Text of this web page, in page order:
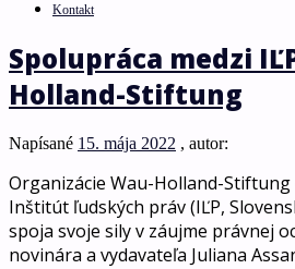
Kontakt
Spolupráca medzi
Holland-Stiftung
Napísané 15. mája 2022 , autor:
Organizácie Wau-Holland-Stiftung
Inštitút ľudských práv (IĽP,
spoja svoje sily v záujme právnej
novinára a vydavateľa Juliana